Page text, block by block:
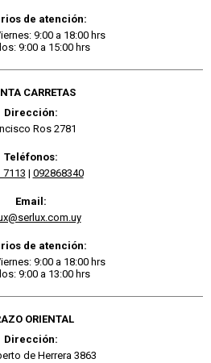
de atención:
9:00 a 18:00 hrs
9:00 a 15:00 hrs
CARRETAS
Dirección:
Ros 2781
Teléfonos:
7113 | 092868340
Email:
de atención:
9:00 a 18:00 hrs
9:00 a 13:00 hrs
ORIENTAL
Dirección:
de Herrera 3863